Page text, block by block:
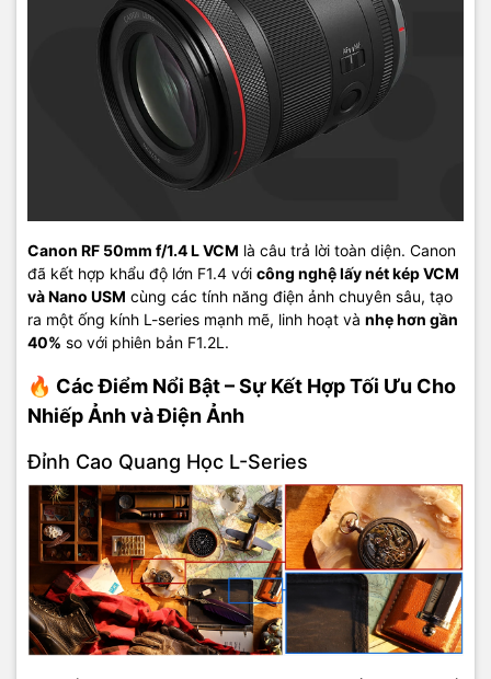
Canon RF 50mm f/1.4 L VCM là câu trả lời toàn diện. Canon
đã kết hợp khẩu độ lớn F1.4 với công nghệ lấy nét kép VCM
và Nano USM cùng các tính năng điện ảnh chuyên sâu, tạo
ra một ống kính L-series mạnh mẽ, linh hoạt và nhẹ hơn gần
40% so với phiên bản F1.2L.
🔥 Các Điểm Nổi Bật – Sự Kết Hợp Tối Ưu Cho
Nhiếp Ảnh và Điện Ảnh
Đỉnh Cao Quang Học L-Series